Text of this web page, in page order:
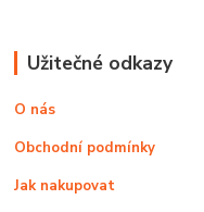
Užitečné odkazy
O nás
Obchodní podmínky
Jak nakupovat